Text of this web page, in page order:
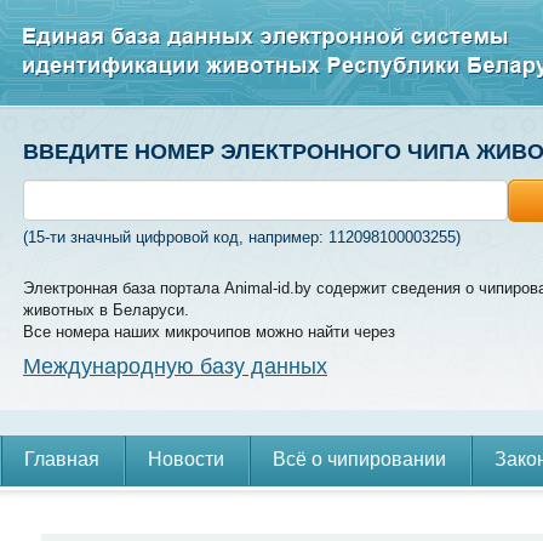
ВВЕДИТЕ НОМЕР ЭЛЕКТРОННОГО ЧИПА
(15-ти значный цифровой код, например: 112098100003255)
Электронная база портала Animal-id.by содержит сведения о
животных в Беларуси.
Все номера наших микрочипов можно найти через
Международную базу данных
Главная Новости Всё о чипировании